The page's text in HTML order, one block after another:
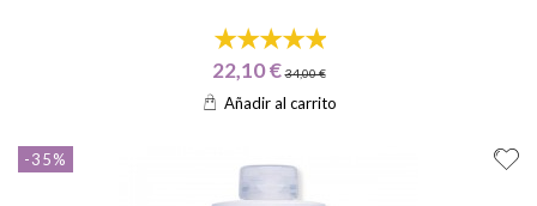
22,10 € 34,00 €
Añadir al carrito
-35%